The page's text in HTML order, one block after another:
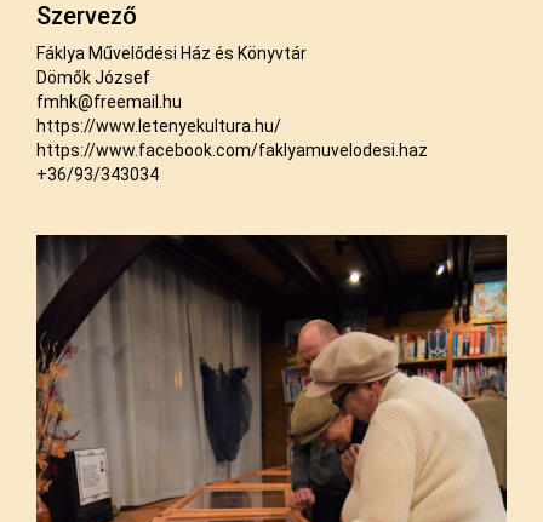
Szervező
Fáklya Művelődési Ház és Könyvtár
Dömők József
fmhk@freemail.hu
https://www.letenyekultura.hu/
https://www.facebook.com/faklyamuvelodesi.haz
+36/93/343034